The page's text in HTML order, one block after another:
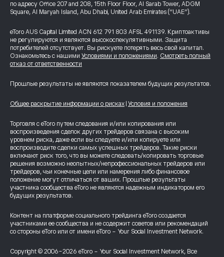
по адресу Office 207 and 208, 15th Floor Floor, Al Sarab Tower, ADGM
Square, Al Maryah Island, Abu Dhabi, United Arab Emirates (“UAE”).
eToro AUS Capital Limited ACN 612 791 803 AFSL 491139. Криптоактивы
не регулируются и являются высокоспекулятивными. Защита
потребителей отсутствует. Вы рискуете потерять весь свой капитал.
Ознакомьтесь с нашими Условиями и положениями. Смотреть полный
отказ от ответственности
Прошлые результаты не являются показателем будущих результатов.
Общее раскрытие информации о рисках Условия и положения
Торговля с eToro путем следования и/или копирования или
воспроизведения сделок других трейдеров связана с высоким
уровнем риска, даже если вы следуете и/или копируете или
воспроизводите сделки самых успешных трейдеров. Такие риски
включают риск того, что вы можете следовать/копировать торговые
решения возможно неопытных/непрофессиональных трейдеров или
трейдеров, чьи конечные цели или намерения либо финансовое
положение могут отличаться от ваших. Прошлые результаты
участника сообщества eToro не являются надежным индикатором его
будущих результатов.
Контент на платформе социального трейдинга eToro создается
участниками ее сообщества и не содержит советов или рекомендаций
со стороны eToro или от имени eToro - Your Social Investment Network.
Copyright © 2006-2026 eToro - Your Social Investment Network, Все